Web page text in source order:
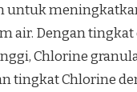
untuk
air. Dengan
Chlorine
tingkat Chlorine